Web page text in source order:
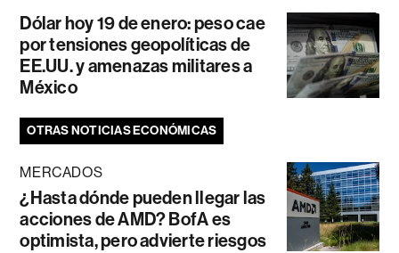
Dólar hoy 19 de enero: peso cae
por tensiones geopolíticas de
EE.UU. y amenazas militares a
México
OTRAS NOTICIAS ECONÓMICAS
MERCADOS
¿Hasta dónde pueden llegar las
acciones de AMD? BofA es
optimista, pero advierte riesgos